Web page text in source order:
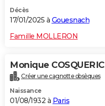
Décès
17/01/2025 à Gouesnach
Famille MOLLERON
Monique COSQUERIC
Créer une cagnotte obsèques
Naissance
01/08/1932 à Paris